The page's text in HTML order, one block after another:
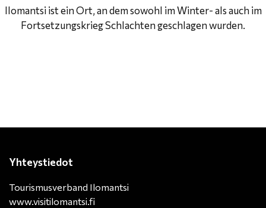
Ilomantsi ist ein Ort, an dem sowohl im Winter- als auch im
Fortsetzungskrieg Schlachten geschlagen wurden.
Yhteystiedot
Tourismusverband Ilomantsi
www.visitilomantsi.fi